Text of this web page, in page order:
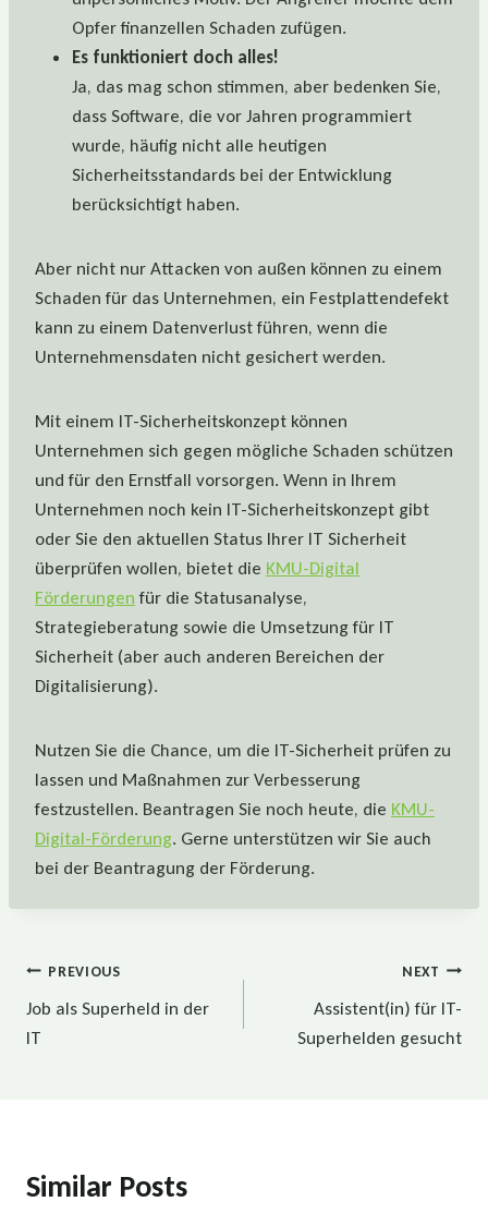
Opfer finanzellen Schaden zufügen.
Es funktioniert doch alles!
Ja, das mag schon stimmen, aber bedenken Sie,
dass Software, die vor Jahren programmiert
wurde, häufig nicht alle heutigen
Sicherheitsstandards bei der Entwicklung
berücksichtigt haben.
Aber nicht nur Attacken von außen können zu einem
Schaden für das Unternehmen, ein Festplattendefekt
kann zu einem Datenverlust führen, wenn die
Unternehmensdaten nicht gesichert werden.
Mit einem IT-Sicherheitskonzept können
Unternehmen sich gegen mögliche Schaden schützen
und für den Ernstfall vorsorgen. Wenn in Ihrem
Unternehmen noch kein IT-Sicherheitskonzept gibt
oder Sie den aktuellen Status Ihrer IT Sicherheit
überprüfen wollen, bietet die KMU-Digital
Förderungenfür die Statusanalyse,
Strategieberatung sowie die Umsetzung für IT
Sicherheit (aber auch anderen Bereichen der
Digitalisierung).
Nutzen Sie die Chance, um die IT-Sicherheit prüfen zu
lassen und Maßnahmen zur Verbesserung
festzustellen. Beantragen Sie noch heute, die KMU-
Digital-Förderung. Gerne unterstützen wir Sie auch
bei der Beantragung der Förderung.
Beitragsnavigation
PREVIOUS
Job als Superheld in der
IT
NEXT
Assistent(in) für IT-
Superhelden gesucht
Similar Posts